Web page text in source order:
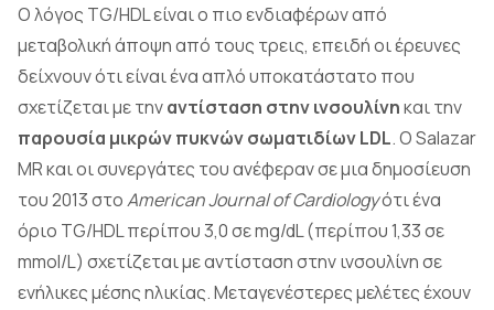
Ο λόγος TG/HDL είναι ο πιο ενδιαφέρων από
μεταβολική άποψη από τους τρεις, επειδή οι έρευνες
δείχνουν ότι είναι ένα απλό υποκατάστατο που
σχετίζεται με τηναντίσταση στην ινσουλίνηκαι την
παρουσία μικρών πυκνών σωματιδίων LDL. Ο Salazar
MR και οι συνεργάτες του ανέφεραν σε μια δημοσίευση
του 2013 στοAmerican Journal of Cardiologyότι ένα
όριο TG/HDL περίπου 3,0 σε mg/dL (περίπου 1,33 σε
mmol/L) σχετίζεται με αντίσταση στην ινσουλίνη σε
ενήλικες μέσης ηλικίας. Μεταγενέστερες μελέτες έχουν